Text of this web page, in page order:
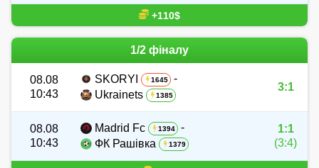
+110$
1/2 фіналу
08.08
10:43
SKORYI 1645
-
Ukrainets
1385
3:1
08.08
10:43
Madrid Fc 1394
-
ФК Рашівка
1379
1:1
(3:4)